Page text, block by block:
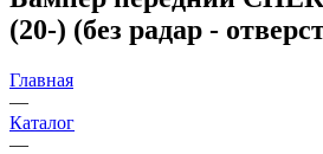
(20-) (без радар -
Главная
—
Каталог
—